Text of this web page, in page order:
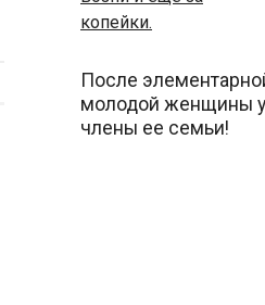
После
молодой женщины
члены ее семьи!